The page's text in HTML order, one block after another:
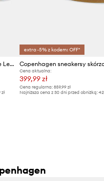
Copenhagen sneakersy skórzane Leather
extra -5% z kodem: OFF*
Cena aktualna:
399,99 zł
Cena regularna:859,99 zł
Najniższa cena z 30 dni przed obniżką: